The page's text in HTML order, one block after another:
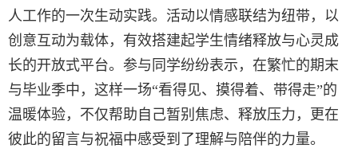
人工作的一次生动实践。 活动以情感联结为纽带 ， 以
创意互动为载体， 有效搭建起学生情绪释放与心灵成
长的开放式平台。 参与同学纷纷表示 ， 在繁忙的期末
与毕业季中 ， 这样一场“看得见、 摸得着、 带得走”的
温暖体验， 不仅帮助自己暂别焦虑、 释放压力 ， 更在
彼此的留言与祝福中感受到了理解与陪伴的力量。